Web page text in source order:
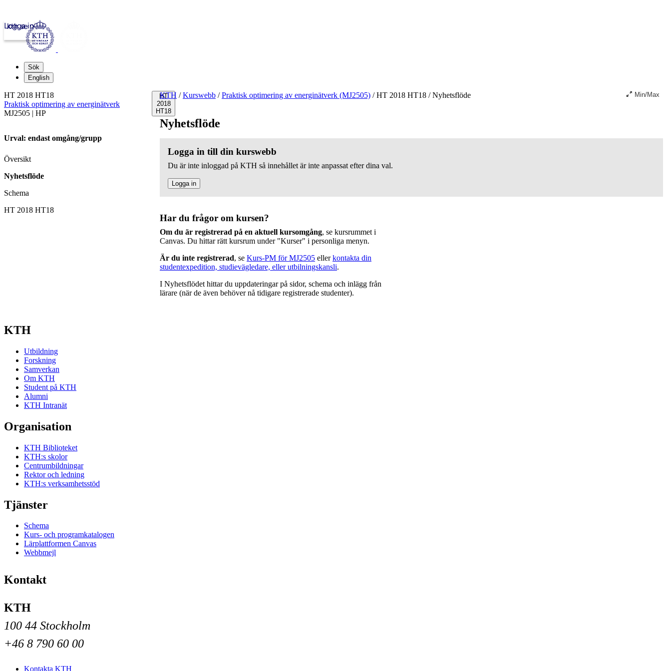
kth.se
Logga in
Sök
English
HT
2018
HT18
KTH / Kurswebb / Praktisk optimering av energinätverk (MJ2505) /HT 2018 HT18 /Nyhetsflöde Min/Max
Nyhetsflöde
Logga in till din kurswebb
Du är inte inloggad på KTH så innehållet är inte anpassat efter dina val.
Logga in
Har du frågor om kursen?
Om du är registrerad på en aktuell kursomgång, se kursrummet i
Canvas. Du hittar rätt kursrum under "Kurser" i personliga menyn.
Är du inte registrerad, se Kurs-PM för MJ2505 ellerkontakta din
studentexpedition, studievägledare, eller utbilningskansli.
I Nyhetsflödet hittar du uppdateringar på sidor, schema och inlägg från
lärare (när de även behöver nå tidigare registrerade studenter).
HT 2018 HT18
Praktisk optimering av energinätverk
MJ2505 | HP
Urval: endast omgång/grupp
Översikt
Nyhetsflöde
Schema
HT 2018 HT18
KTH
Utbildning
Forskning
Samverkan
Om KTH
Student på KTH
Alumni
KTH Intranät
Organisation
KTH Biblioteket
KTH:s skolor
Centrumbildningar
Rektor och ledning
KTH:s verksamhetsstöd
Tjänster
Schema
Kurs- och programkatalogen
Lärplattformen Canvas
Webbmejl
Kontakt
KTH
100 44 Stockholm
+46 8 790 60 00
Kontakta KTH